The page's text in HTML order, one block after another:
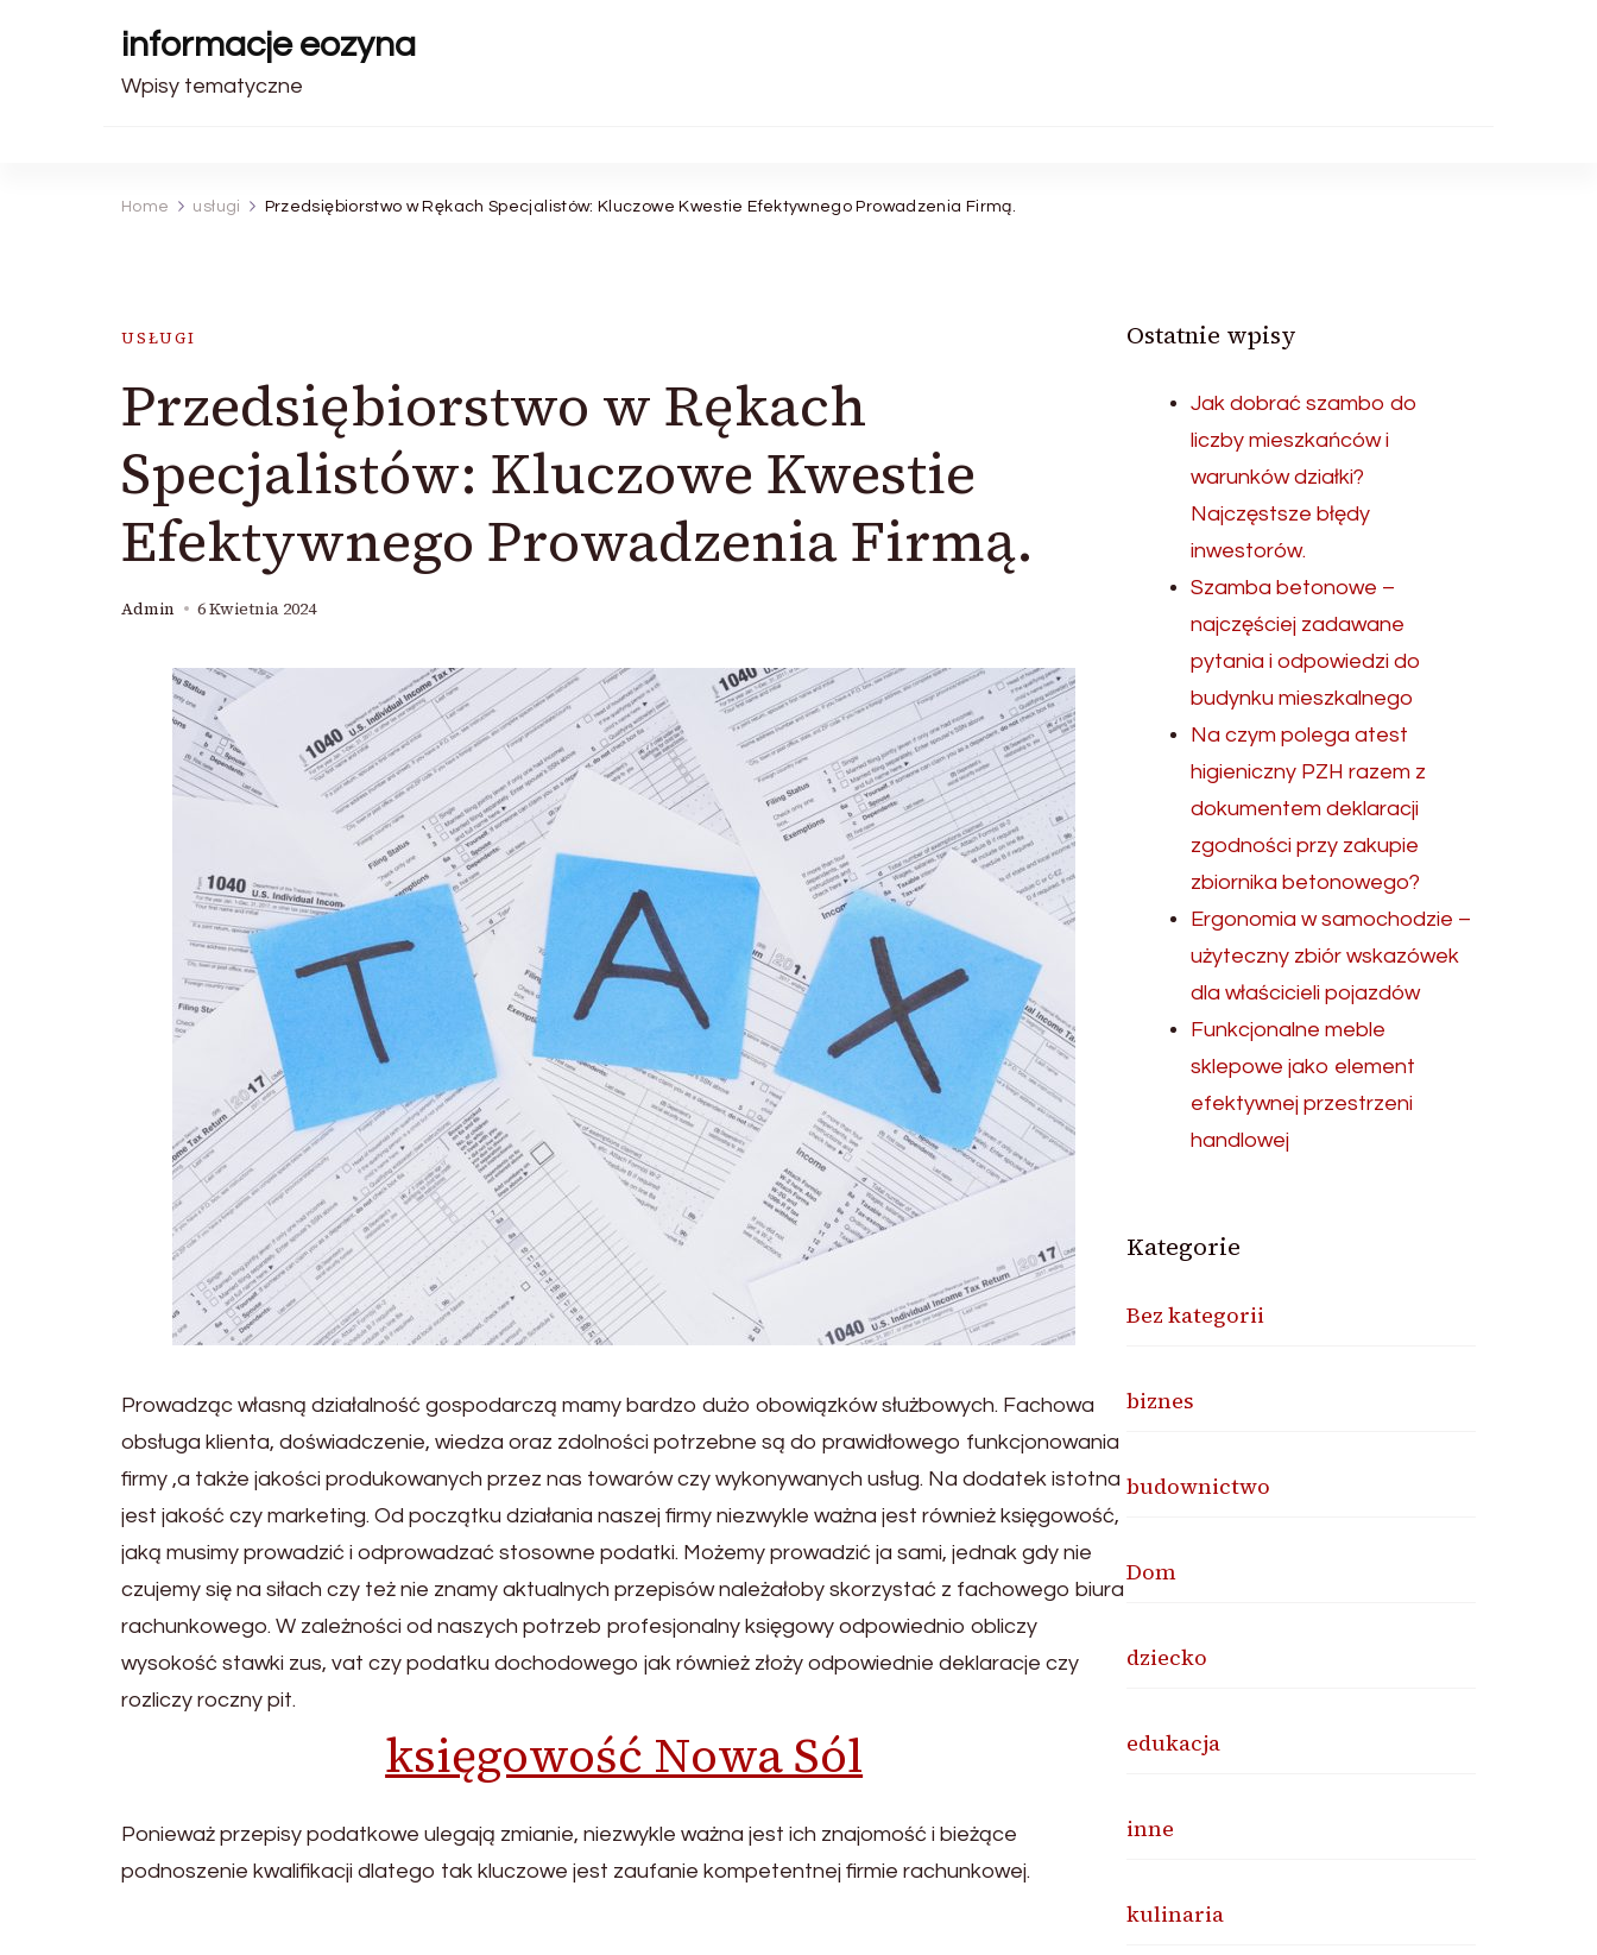
informacje eozyna
Wpisy tematyczne
Home usługi Przedsiębiorstwo w Rękach Specjalistów: Kluczowe Kwestie Efektywnego Prowadzenia Firmą.
USŁUGI
Przedsiębiorstwo w Rękach
Specjalistów: Kluczowe Kwestie
Efektywnego Prowadzenia Firmą.
Admin 6 Kwietnia 2024
Prowadząc własną działalność gospodarczą mamy bardzo dużo obowiązków służbowych. Fachowa
obsługa klienta, doświadczenie, wiedza oraz zdolności potrzebne są do prawidłowego funkcjonowania
firmy ,a także jakości produkowanych przez nas towarów czy wykonywanych usług. Na dodatek istotna
jest jakość czy marketing. Od początku działania naszej firmy niezwykle ważna jest również księgowość,
jaką musimy prowadzić i odprowadzać stosowne podatki. Możemy prowadzić ja sami, jednak gdy nie
czujemy się na siłach czy też nie znamy aktualnych przepisów należałoby skorzystać z fachowego biura
rachunkowego. W zależności od naszych potrzeb profesjonalny księgowy odpowiednio obliczy
wysokość stawki zus, vat czy podatku dochodowego jak również złoży odpowiednie deklaracje czy
rozliczy roczny pit.
księgowość Nowa Sól
Ponieważ przepisy podatkowe ulegają zmianie, niezwykle ważna jest ich znajomość i bieżące
podnoszenie kwalifikacji dlatego tak kluczowe jest zaufanie kompetentnej firmie rachunkowej.
Ostatnie wpisy
Jak dobrać szambo do
liczby mieszkańców i
warunków działki?
Najczęstsze błędy
inwestorów.
Szamba betonowe –
najczęściej zadawane
pytania i odpowiedzi do
budynku mieszkalnego
Na czym polega atest
higieniczny PZH razem z
dokumentem deklaracji
zgodności przy zakupie
zbiornika betonowego?
Ergonomia w samochodzie –
użyteczny zbiór wskazówek
dla właścicieli pojazdów
Funkcjonalne meble
sklepowe jako element
efektywnej przestrzeni
handlowej
Kategorie
Bez kategorii
biznes
budownictwo
Dom
dziecko
edukacja
inne
kulinaria